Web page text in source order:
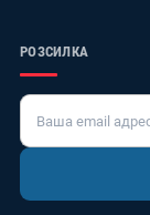
РОЗСИЛКА